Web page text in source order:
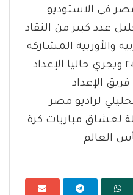
فى الاستوديو
عدد كبير من النقاد
والأوربية المشاركة
فى بطولة كأس العالم ٢٠٢٦ ويجري حاليا الإعداد
الإعداد
لراديو مصر
لعشاق مباريات كرة
العالم